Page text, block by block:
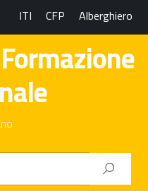
ITI CFP Alberghiero